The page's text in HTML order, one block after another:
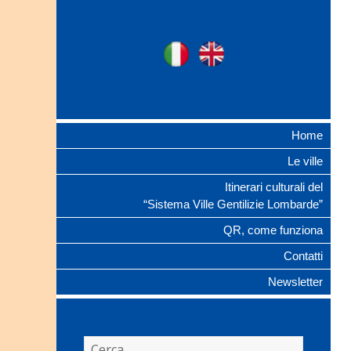
Ville Gentilizie
Ita
Home
Le ville
Itinerari culturali del
“Sistema Ville Gentilizie Lombarde”
QR, come funziona
Contatti
Newsletter
Ricerca